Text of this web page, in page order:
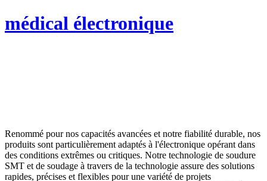
médical électronique
Renommé pour nos capacités avancées et notre fiabilité durable, nos
produits sont particulièrement adaptés à l'électronique opérant dans
des conditions extrêmes ou critiques. Notre technologie de soudure
SMT et de soudage à travers de la technologie assure des solutions
rapides, précises et flexibles pour une variété de projets